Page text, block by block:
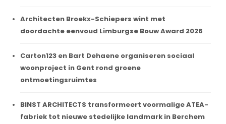
Architecten Broekx-Schiepers wint met
doordachte eenvoud Limburgse Bouw Award 2026
Carton123 en Bart Dehaene organiseren sociaal
woonproject in Gent rond groene
ontmoetingsruimtes
BINST ARCHITECTS transformeert voormalige ATEA-
fabriek tot nieuwe stedelijke landmark in Berchem